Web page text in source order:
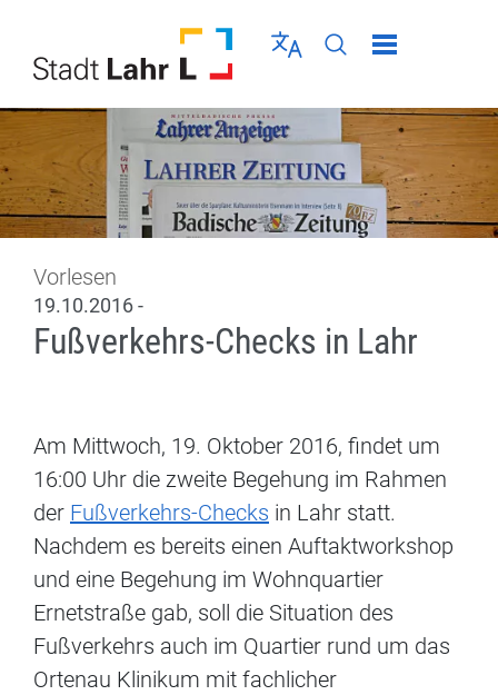
Sprache wählen
Seiten-Suche
Menü schließen
Vorlesen
19.10.2016 -
Fußverkehrs-Checks in Lahr
Am Mittwoch, 19. Oktober 2016, findet um
16:00 Uhr die zweite Begehung im Rahmen
der Fußverkehrs-Checks in Lahr statt.
Nachdem es bereits einen Auftaktworkshop
und eine Begehung im Wohnquartier
Ernetstraße gab, soll die Situation des
Fußverkehrs auch im Quartier rund um das
Ortenau Klinikum mit fachlicher